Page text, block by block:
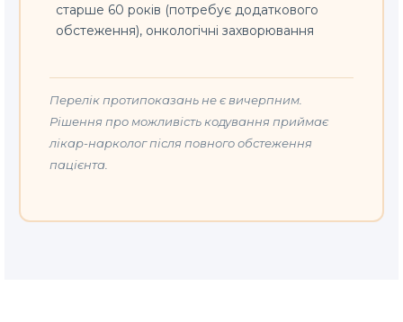
старше 60 років (потребує додаткового
обстеження), онкологічні захворювання
Перелік протипоказань не є вичерпним.
Рішення про можливість кодування приймає
лікар-нарколог після повного обстеження
пацієнта.